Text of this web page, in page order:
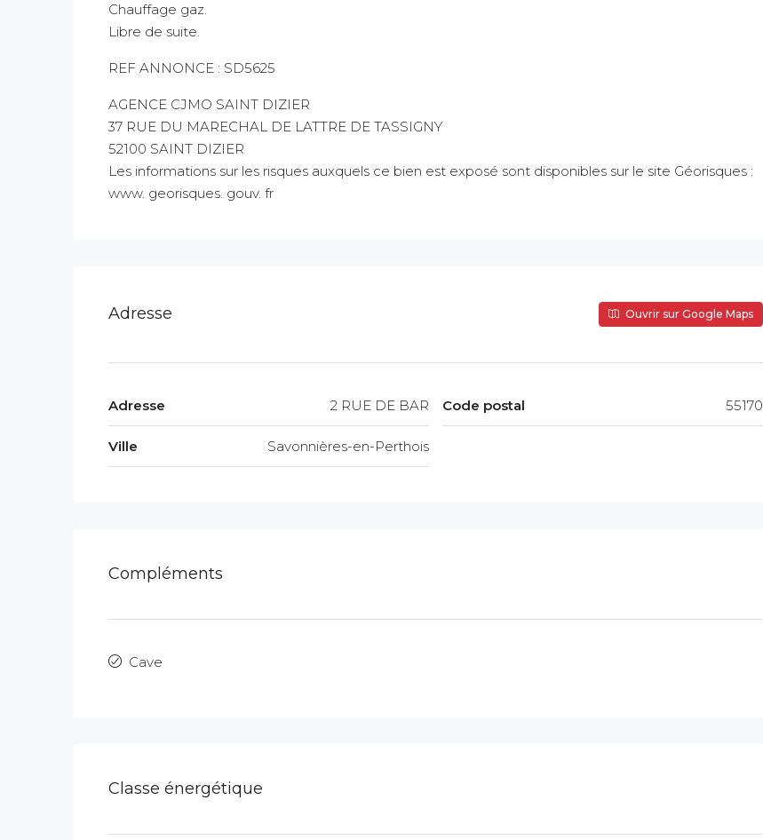
Chauffage gaz.
Libre de suite.
REF ANNONCE : SD5625
AGENCE CJMO SAINT DIZIER
37 RUE DU MARECHAL DE LATTRE DE TASSIGNY
52100 SAINT DIZIER
Les informations sur les risques auxquels ce bien est exposé sont disponibles sur le site Géorisques :
www. georisques. gouv. fr
Adresse Ouvrir sur Google Maps
Adresse 2 RUE DE BAR
Ville Savonnières-en-Perthois
Code postal 55170
Compléments
Cave
Classe énergétique